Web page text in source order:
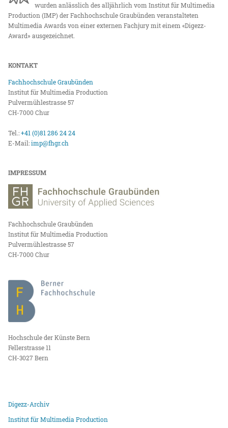
wurden anlässlich des alljährlich vom Institut für Multimedia
Production (IMP) der Fachhochschule Graubünden veranstalteten
Multimedia Awards von einer externen Fachjury mit einem «Digezz-
Award» ausgezeichnet.
KONTAKT
Fachhochschule Graubünden
Institut für Multimedia Production
Pulvermühlestrasse 57
CH-7000 Chur
Tel.:+41 (0)81 286 24 24
E-Mail:imp@fhgr.ch
IMPRESSUM
Fachhochschule Graubünden
Institut für Multimedia Production
Pulvermühlestrasse 57
CH-7000 Chur
Hochschule der Künste Bern
Fellerstrasse 11
CH-3027 Bern
Digezz-Archiv
Institut für Multimedia Production